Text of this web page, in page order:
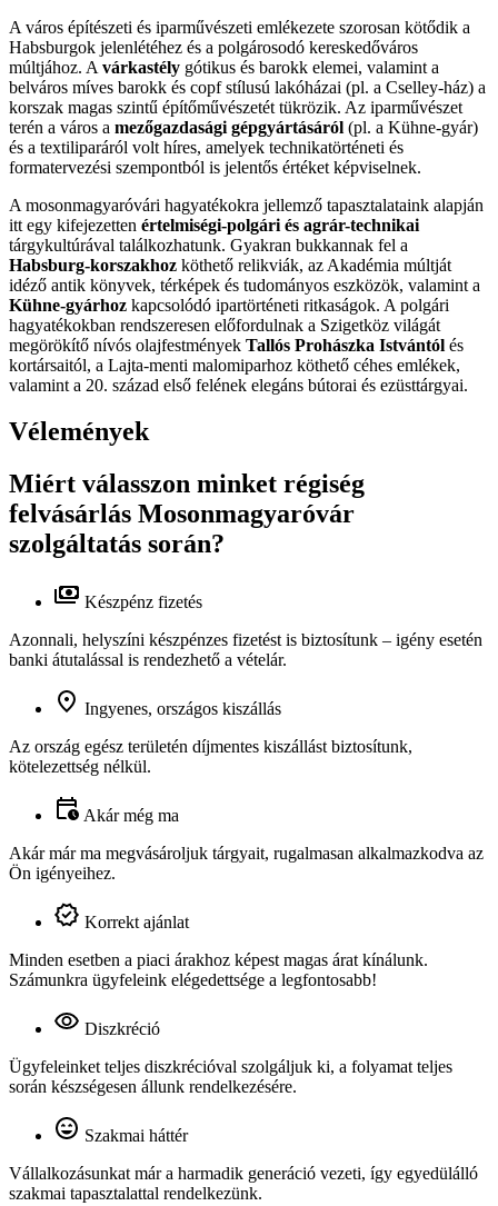
A város építészeti és iparművészeti emlékezete szorosan kötődik a
Habsburgok jelenlétéhez és a polgárosodó kereskedőváros
múltjához. A várkastély gótikus és barokk elemei, valamint a
belváros míves barokk és copf stílusú lakóházai (pl. a Cselley-ház) a
korszak magas szintű építőművészetét tükrözik. Az iparművészet
terén a város a mezőgazdasági gépgyártásáról (pl. a Kühne-gyár)
és a textiliparáról volt híres, amelyek technikatörténeti és
formatervezési szempontból is jelentős értéket képviselnek.
A mosonmagyaróvári hagyatékokra jellemző tapasztalataink alapján
itt egy kifejezetten értelmiségi-polgári és agrár-technikai
tárgykultúrával találkozhatunk. Gyakran bukkannak fel a
Habsburg-korszakhoz köthető relikviák, az Akadémia múltját
idéző antik könyvek, térképek és tudományos eszközök, valamint a
Kühne-gyárhoz kapcsolódó ipartörténeti ritkaságok. A polgári
hagyatékokban rendszeresen előfordulnak a Szigetköz világát
megörökítő nívós olajfestmények Tallós Prohászka Istvántól és
kortársaitól, a Lajta-menti malomiparhoz köthető céhes emlékek,
valamint a 20. század első felének elegáns bútorai és ezüsttárgyai.
Vélemények
Miért válasszon minket régiség
felvásárlás Mosonmagyaróvár
szolgáltatás során?
Készpénz fizetés
Azonnali, helyszíni készpénzes fizetést is biztosítunk – igény esetén
banki átutalással is rendezhető a vételár.
Ingyenes, országos kiszállás
Az ország egész területén díjmentes kiszállást biztosítunk,
kötelezettség nélkül.
Akár még ma
Akár már ma megvásároljuk tárgyait, rugalmasan alkalmazkodva az
Ön igényeihez.
Korrekt ajánlat
Minden esetben a piaci árakhoz képest magas árat kínálunk.
Számunkra ügyfeleink elégedettsége a legfontosabb!
Diszkréció
Ügyfeleinket teljes diszkrécióval szolgáljuk ki, a folyamat teljes
során készségesen állunk rendelkezésére.
Szakmai háttér
Vállalkozásunkat már a harmadik generáció vezeti, így egyedülálló
szakmai tapasztalattal rendelkezünk.